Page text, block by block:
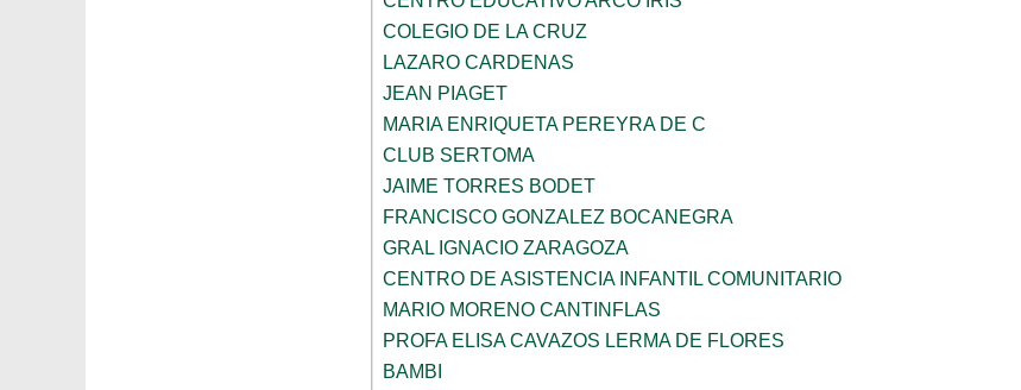
COLEGIO DE LA CRUZ
LAZARO CARDENAS
JEAN PIAGET
MARIA ENRIQUETA PEREYRA DE C
CLUB SERTOMA
JAIME TORRES BODET
FRANCISCO GONZALEZ BOCANEGRA
GRAL IGNACIO ZARAGOZA
CENTRO DE ASISTENCIA INFANTIL COMUNITARIO
MARIO MORENO CANTINFLAS
PROFA ELISA CAVAZOS LERMA DE FLORES
BAMBI